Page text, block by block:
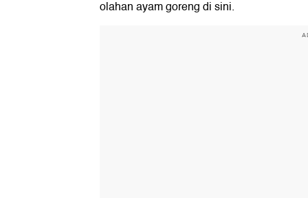
olahan ayam goreng di sini.